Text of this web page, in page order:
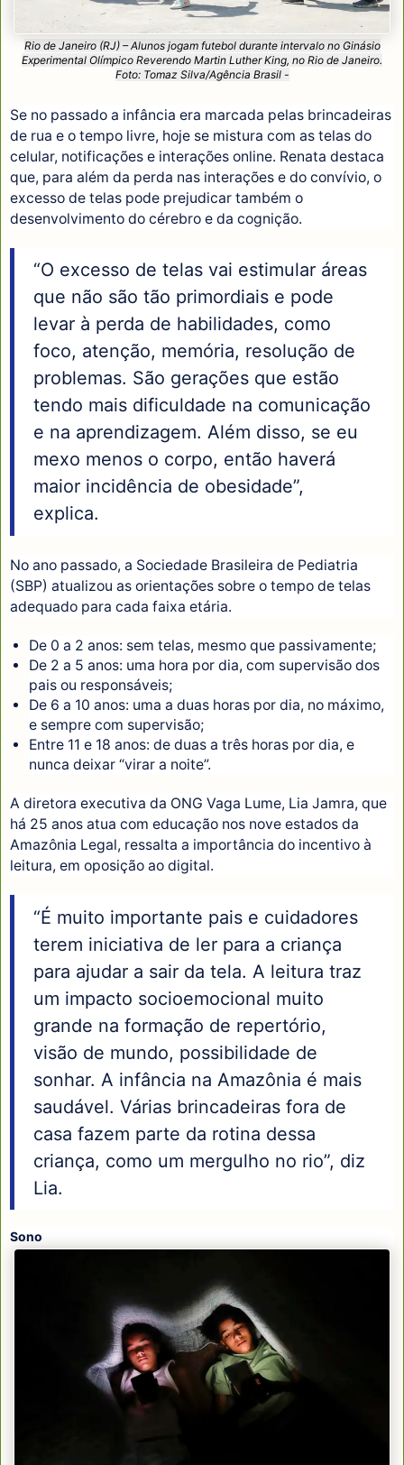
Rio de Janeiro (RJ) – Alunos jogam futebol durante intervalo no Ginásio
Experimental Olímpico Reverendo Martin Luther King, no Rio de Janeiro.
Foto: Tomaz Silva/Agência Brasil -
Se no passado a infância era marcada pelas brincadeiras
de rua e o tempo livre, hoje se mistura com as telas do
celular, notificações e interações online. Renata destaca
que, para além da perda nas interações e do convívio, o
excesso de telas pode prejudicar também o
desenvolvimento do cérebro e da cognição.
“O excesso de telas vai estimular áreas
que não são tão primordiais e pode
levar à perda de habilidades, como
foco, atenção, memória, resolução de
problemas. São gerações que estão
tendo mais dificuldade na comunicação
e na aprendizagem. Além disso, se eu
mexo menos o corpo, então haverá
maior incidência de obesidade”,
explica.
No ano passado, a Sociedade Brasileira de Pediatria
(SBP) atualizou as orientações sobre o tempo de telas
adequado para cada faixa etária.
De 0 a 2 anos: sem telas, mesmo que passivamente;
De 2 a 5 anos: uma hora por dia, com supervisão dos
pais ou responsáveis;
De 6 a 10 anos: uma a duas horas por dia, no máximo,
e sempre com supervisão;
Entre 11 e 18 anos: de duas a três horas por dia, e
nunca deixar “virar a noite”.
A diretora executiva da ONG Vaga Lume, Lia Jamra, que
há 25 anos atua com educação nos nove estados da
Amazônia Legal, ressalta a importância do incentivo à
leitura, em oposição ao digital.
“É muito importante pais e cuidadores
terem iniciativa de ler para a criança
para ajudar a sair da tela. A leitura traz
um impacto socioemocional muito
grande na formação de repertório,
visão de mundo, possibilidade de
sonhar. A infância na Amazônia é mais
saudável. Várias brincadeiras fora de
casa fazem parte da rotina dessa
criança, como um mergulho no rio”, diz
Lia.
Sono